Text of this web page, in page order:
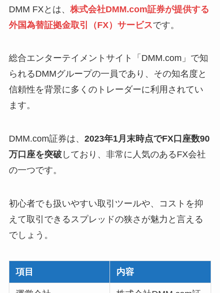
DMM FXとは、 株式会社DMM.com証券が提供する
外国為替証拠金取引（FX）サービスです。
総合エンターテイメントサイト「DMM.com」で知
られるDMMグループの一員であり、その知名度と
信頼性を背景に多くのトレーダーに利用されてい
ます。
DMM.com証券は、 2023年1月末時点でFX口座数90
万口座を突破しており、非常に人気のあるFX会社
の一つです。
初心者でも扱いやすい取引ツールや、コストを抑
えて取引できるスプレッドの狭さが魅力と言える
でしょう。
項目 内容